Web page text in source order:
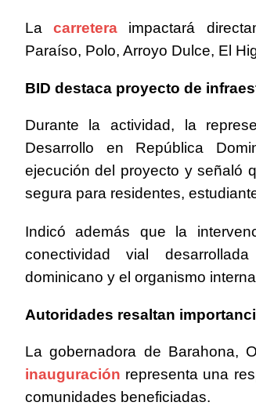
Lacarretera impactará
Paraíso, Polo, Arroyo Dulce, El
BID destaca proyecto de
Durante la actividad, la
Desarrollo en República
ejecución del proyecto y señaló
segura para residentes,
Indicó además que la
conectividad vial
dominicano y el organismo
Autoridades resaltan
La gobernadora de Barahona,
inauguración representa una
comunidades beneficiadas.